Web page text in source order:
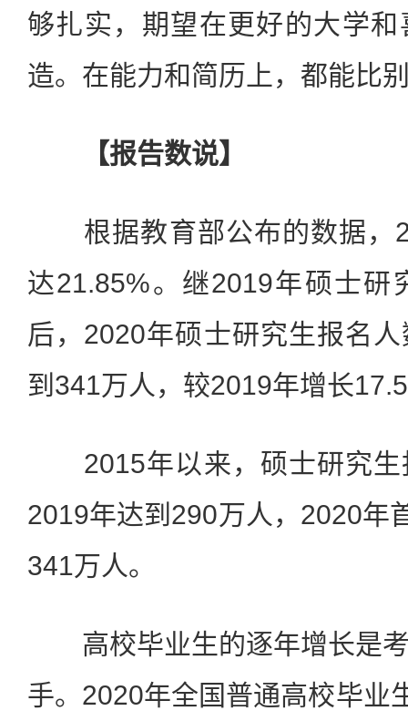
够扎实，期望在更好的大学
造。在能力和简历上，都能比
【报告数说】
根据教育部公布的数据，
达21.85%。继2019年硕士研
后，2020年硕士研究生报名
到341万人，较2019年增长
2015年以来，硕士研究生
2019年达到290万人，2020年
341万人。
高校毕业生的逐年增长是考
手。2020年全国普通高校毕业